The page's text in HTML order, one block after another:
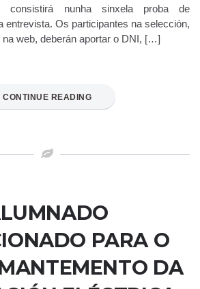
consistirá nunha sinxela proba de
entrevista. Os participantes na selección,
web, deberán aportar o DNI, […]
CONTINUE READING
PARA O
DA